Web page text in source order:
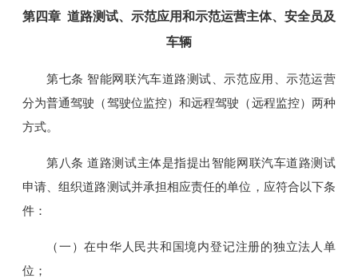
第四章 道路测试、示范应用和示范运营主体、安全员及
车辆
第七条 智能网联汽车道路测试、示范应用、示范运营
分为普通驾驶（驾驶位监控）和远程驾驶（远程监控）两种
方式。
第八条 道路测试主体是指提出智能网联汽车道路测试
申请、组织道路测试并承担相应责任的单位，应符合以下条
件：
（一）在中华人民共和国境内登记注册的独立法人单
位；